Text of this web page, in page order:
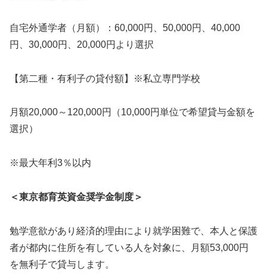
自宅外通学者（月額）：60,000円、50,000円、40,000
円、30,000円、20,000円より選択
【第二種・有利子の貸付額】※私立専門学校
月額20,000～120,000円（10,000円単位で希望貸与金額を
選択）
※最大年利3％以内
＜東京都育英資金奨学金制度＞
勉学意欲があり経済的理由により就学困難で、本人と保護
者が都内に住所を有している人を対象に、月額53,000円
を無利子で貸与します。